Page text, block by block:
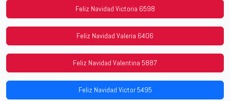
Feliz Navidad Victoria 6598
Feliz Navidad Valeria 6406
Feliz Navidad Valentina 5887
Feliz Navidad Victor 5495